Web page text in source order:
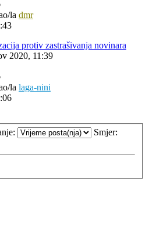
la dmr
protiv zastrašivanja novinara
2020, 11:39
la laga-nini
Smjer: